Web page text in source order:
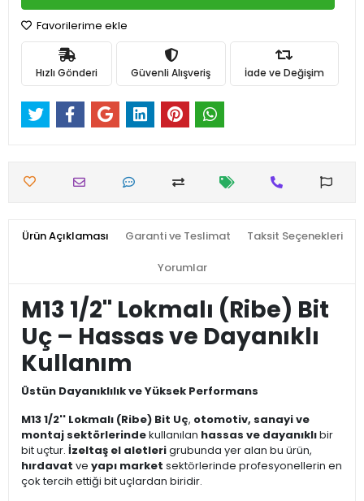
Favorilerime ekle
Hızlı Gönderi Güvenli Alışveriş İade ve Değişim
Ürün Açıklaması Garanti ve Teslimat Taksit Seçenekleri
Yorumlar
M13 1/2'' Lokmalı (Ribe) Bit
Uç – Hassas ve Dayanıklı
Kullanım
Üstün Dayanıklılık ve Yüksek Performans
M13 1/2'' Lokmalı (Ribe) Bit Uç, otomotiv, sanayi ve
montaj sektörlerindekullanılan hassas ve dayanıklıbir
bit uçtur. İzeltaş el aletlerigrubunda yer alan bu ürün,
hırdavat ve yapı market sektörlerinde profesyonellerin en
çok tercih ettiği bit uçlardan biridir.